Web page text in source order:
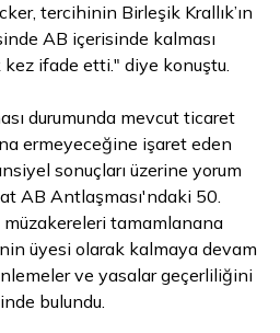
tercihinin Birleşik Krallık’ın
AB içerisinde kalması
ifade etti." diye konuştu.
durumunda mevcut ticaret
ermeyeceğine işaret eden
sonuçları üzerine yorum
AB Antlaşması'ndaki 50.
müzakereleri tamamlanana
üyesi olarak kalmaya devam
ve yasalar geçerliliğini
bulundu.